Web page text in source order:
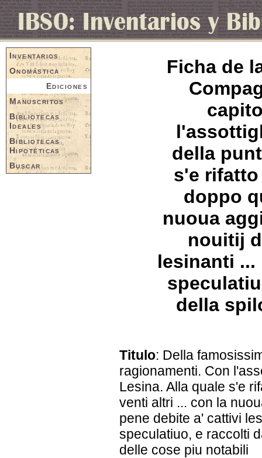
Inventarios
Onomástica
Ediciones
Manuscritos
Bibliotecas
Ideales
Bibliotecas
Hipotéticas
Buscar
Ficha de
della
s'e
doppo
nuoua
nouitij
lesinanti
della
Titulo: Della
ragionamenti. Con
Lesina. Alla quale s'e
venti altri ... con la
pene debite a' cattivi
speculatiuo, e raccolti
delle cose piu notabili